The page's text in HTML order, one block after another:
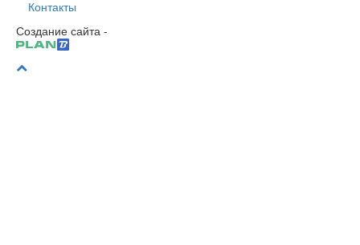
Контакты
Создание сайта -